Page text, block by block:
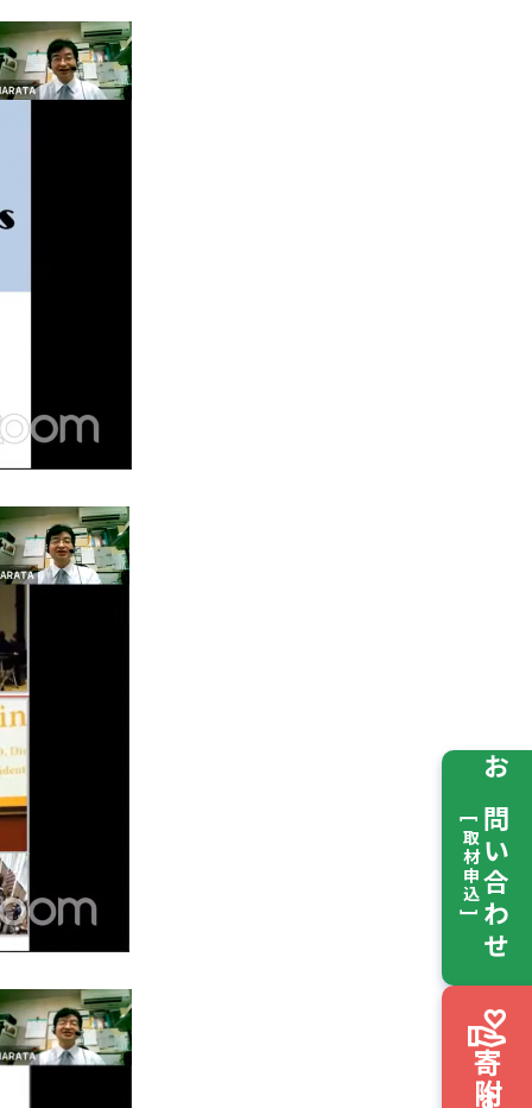
お問い合わせ
[ 取材申込 ]